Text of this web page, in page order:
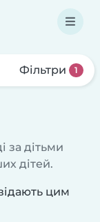
Фільтри 1
за дітьми
дітей.
цим